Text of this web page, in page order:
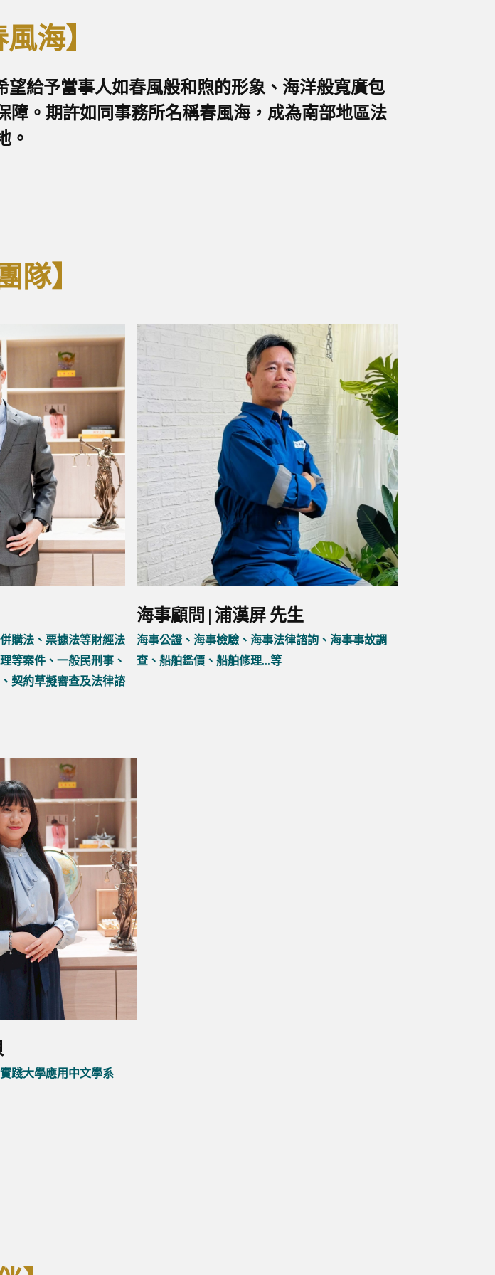
海】
給予當事人如春風般和煦的形象、海洋般寬廣包
。期許如同事務所名稱春風海，成為南部地區法
。
隊】
購法、票據法等財經法
等案件、一般民刑事、
契約草擬審查及法律諮
海事顧問 | 浦漢屏 先生
海事公證、海事檢驗、海事法律諮詢、海事事故調
查、船舶鑑價、船舶修理...等
踐大學應用中文學系